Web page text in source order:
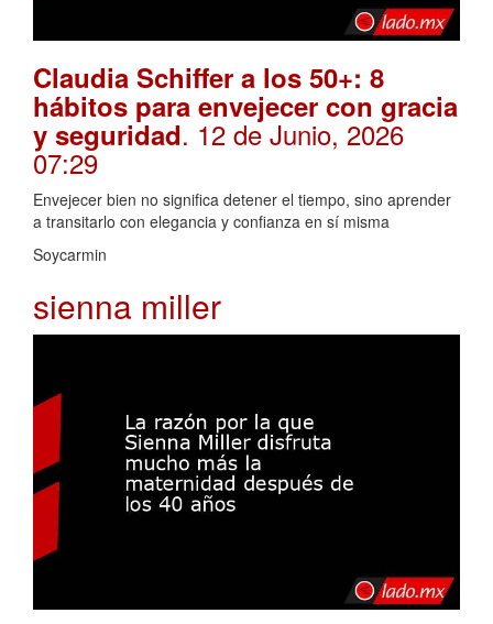
Claudia Schiffer a los 50+: 8
hábitos para envejecer con gracia
y seguridad. 12 de Junio, 2026
07:29
Envejecer bien no significa detener el tiempo, sino aprender
a transitarlo con elegancia y confianza en sí misma
Soycarmin
sienna miller